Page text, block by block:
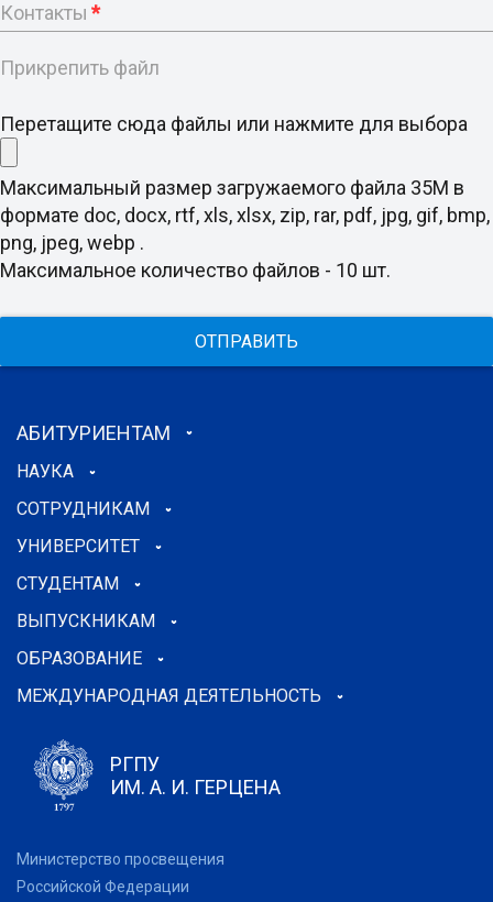
Контакты *
Прикрепить файл
Перетащите сюда файлы или нажмите для выбора
Максимальный размер загружаемого файла 35M в
формате doc, docx, rtf, xls, xlsx, zip, rar, pdf, jpg, gif, bmp,
png, jpeg, webp .
Максимальное количество файлов - 10 шт.
ОТПРАВИТЬ
АБИТУРИЕНТАМ
НАУКА
СОТРУДНИКАМ
УНИВЕРСИТЕТ
СТУДЕНТАМ
ВЫПУСКНИКАМ
ОБРАЗОВАНИЕ
МЕЖДУНАРОДНАЯ ДЕЯТЕЛЬНОСТЬ
РГПУ
ИМ. А. И. ГЕРЦЕНА
Министерство просвещения
Российской Федерации